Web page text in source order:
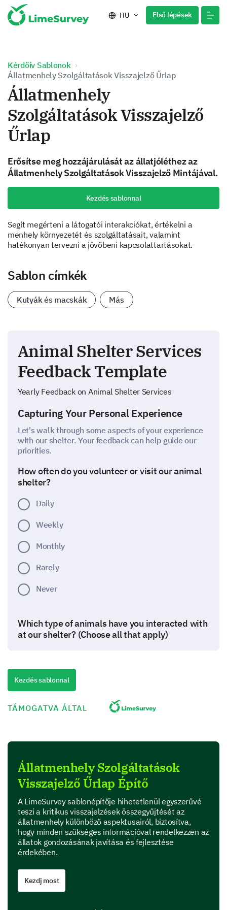
HU Első lépések
Kérdőív Sablonok
Állatmenhely Szolgáltatások Visszajelző Űrlap
Állatmenhely
Szolgáltatások Visszajelző
Űrlap
Erősítse meg hozzájárulását az állatjóléthez az
Állatmenhely Szolgáltatások Visszajelző Mintájával.
Kezdés sablonnal
Segít megérteni a látogatói interakciókat, értékelni a
menhely környezetét és szolgáltatásait, valamint
hatékonyan tervezni a jövőbeni kapcsolattartásokat.
Sablon címkék
Kutyák és macskák Más
Animal Shelter Services
Feedback Template
Yearly Feedback on Animal Shelter Services
Capturing Your Personal Experience
Let's walk through some aspects of your experience
with our shelter. Your feedback can help guide our
priorities.
How often do you volunteer or visit our animal
shelter?
Daily
Weekly
Monthly
Rarely
Never
Which type of animals have you interacted with
at our shelter? (Choose all that apply)
Cats
Hamsters
Reptiles
Other:
Shelter Environment Assessment
We strive to provide a welcoming and safe
environment for our animals and visitors. Your
improve these efforts.
Please rate the following aspects of our animal
Kezdés sablonnal
TÁMOGATVA ÁLTAL
Állatmenhely Szolgáltatások
Visszajelző Űrlap Építő
A LimeSurvey sablonépítője hihetetlenül egyszerűvé
teszi a kritikus visszajelzések összegyűjtését az
állatmenhely különböző aspektusairól, biztosítva,
hogy minden szükséges információval rendelkezzen az
állatok gondozásának javítása és fejlesztése
érdekében.
Kezdj most